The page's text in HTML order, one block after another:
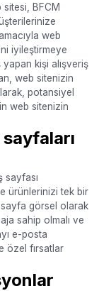
BFCM
web
iyileştirmeye
yapan kişi alışveriş
web sitenizin
potansiyel
web sitenizin
sayfaları
sayfası
ürünlerinizi tek bir
sayfa görsel olarak
sahip olmalı ve
e-posta
özel fırsatlar